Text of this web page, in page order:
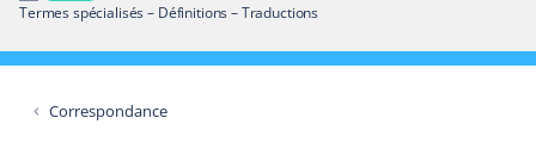
Termes spécialisés – Définitions – Traductions
Correspondance